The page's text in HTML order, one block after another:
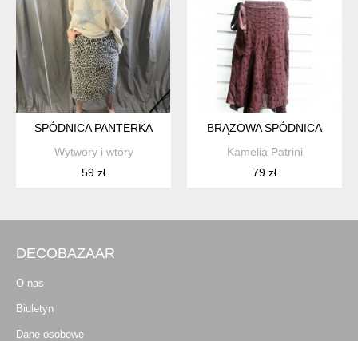
SPÓDNICA PANTERKA
Wytwory i wtóry
59 zł
BRĄZOWA SPÓDNICA
Kamelia Patrini
79 zł
DECOBAZAAR
O nas
Biuletyn
Dane osobowe